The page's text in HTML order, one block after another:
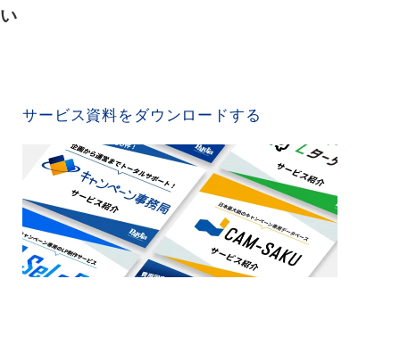
い
サービス資料をダウンロードする